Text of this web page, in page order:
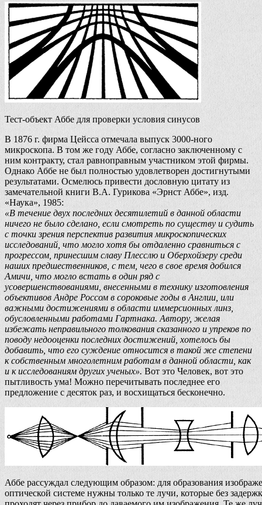
Тест-объект Аббе для проверки условия синусов
В 1876 г. фирма Цейсса отмечала выпуск 3000-ного
микроскопа. В том же году Аббе, согласно заключенному с
ним контракту, стал равноправным участником этой фирмы.
Однако Аббе не был полностью удовлетворен достигнутыми
результатами. Осмелюсь привести дословную цитату из
замечательной книги В.А. Гурикова «Эрнст Аббе», изд.
«Наука», 1985:
«В течение двух последних десятилетий в данной области
ничего не было сделано, если смотреть по существу и судить
с точки зрения перспектив развития микроскопических
исследований, что могло хотя бы отдаленно сравниться с
прогрессом, принесшим славу Плесслю и Оберхойзеру среди
наших предшественников, с тем, чего в свое время добился
Амичи, что могло встать в один ряд с
усовершенствованиями, внесенными в технику изготовления
объективов Андре Россом в сороковые годы в Англии, или
важными достижениями в области иммерсионных линз,
обусловленными работами Гартнака. Автору, желая
избежать неправильного толкования сказанного и упреков по
поводу недооценки последних достижений, хотелось бы
добавить, что его суждение относится в такой же степени
к собственным многолетним работам в данной области, как
и к исследованиям других ученых». Вот это Человек, вот это
пытливость ума! Можно перечитывать последнее его
предложение с десяток раз, и восхищаться бесконечно.
Аббе рассуждал следующим образом: для образования
оптической системе нужны только те лучи, которые без